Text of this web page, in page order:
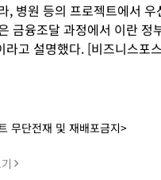
, 병원 등의 프로젝트에서
금융조달 과정에서 이란 정
라고 설명했다. [비즈니스포
무단전재 및 재배포금지>